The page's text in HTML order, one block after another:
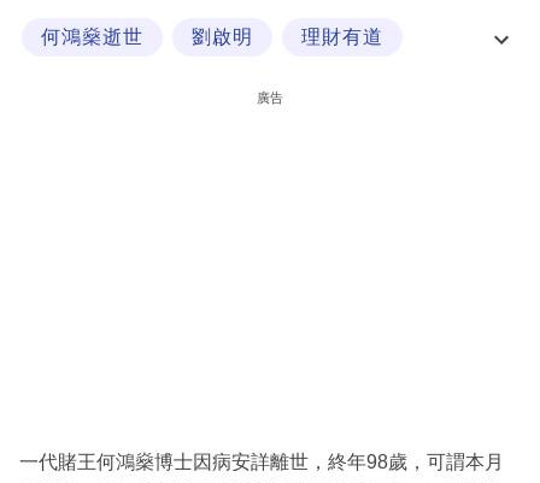
何鴻燊逝世 劉啟明 理財有道
廣告
一代賭王何鴻燊博士因病安詳離世，終年98歲，可謂本月